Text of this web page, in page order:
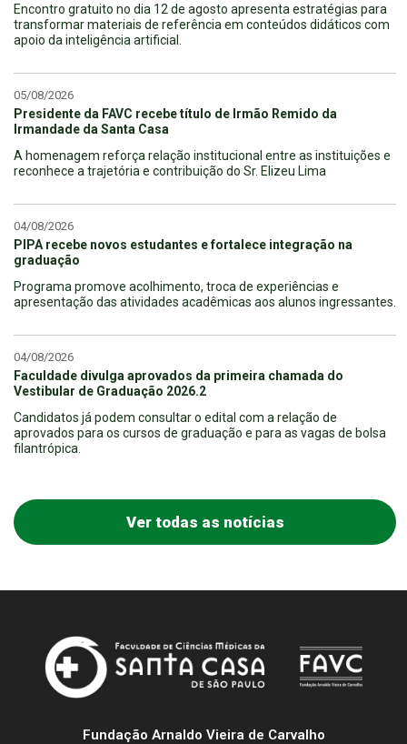
Encontro gratuito no dia 12 de agosto apresenta estratégias para
transformar materiais de referência em conteúdos didáticos com
apoio da inteligência artificial.
05/08/2026
Presidente da FAVC recebe título de Irmão Remido da
Irmandade da Santa Casa
A homenagem reforça relação institucional entre as instituições e
reconhece a trajetória e contribuição do Sr. Elizeu Lima
04/08/2026
PIPA recebe novos estudantes e fortalece integração na
graduação
Programa promove acolhimento, troca de experiências e
apresentação das atividades acadêmicas aos alunos ingressantes.
04/08/2026
Faculdade divulga aprovados da primeira chamada do
Vestibular de Graduação 2026.2
Candidatos já podem consultar o edital com a relação de
aprovados para os cursos de graduação e para as vagas de bolsa
filantrópica.
Ver todas as notícias
Fundação Arnaldo Vieira de Carvalho